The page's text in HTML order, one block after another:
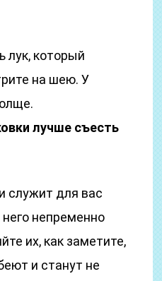
лук, который
на шею. У
лучше съесть
служит для вас
непременно
их, как заметите,
и станут не